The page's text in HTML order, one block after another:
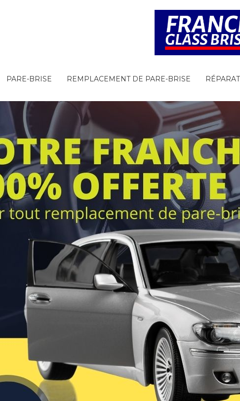
PARE-BRISE REMPLACEMENT DE PARE-BRISE